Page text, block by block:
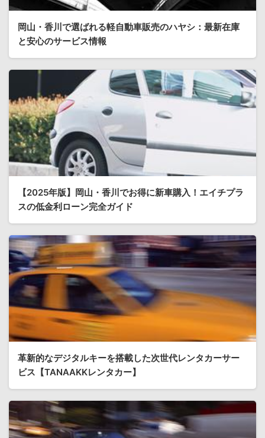
岡山・香川で選ばれる軽自動車販売のハヤシ：最新在庫
と安心のサービス情報
【2025年版】岡山・香川でお得に新車購入！エイチプラ
スの低金利ローン完全ガイド
革新的なデジタルキーを搭載した次世代レンタカーサー
ビス【TANAAKKレンタカー】